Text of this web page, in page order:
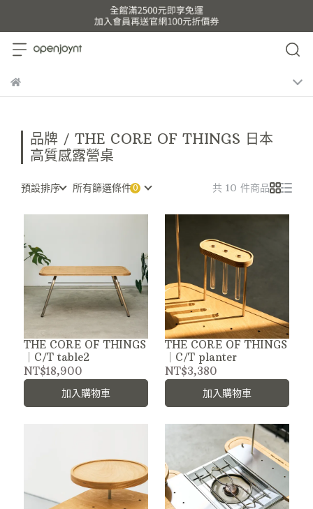
品牌 / THE CORE OF THINGS 日本
高質感露營桌
預設排序 所有篩選條件 共 10 件商品
THE CORE OF THINGS
｜C/T table2
NT$18,900
加入購物車
THE CORE OF THINGS
｜C/T planter
NT$3,380
加入購物車